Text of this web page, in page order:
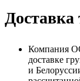
Доставка
Компания
доставке
и